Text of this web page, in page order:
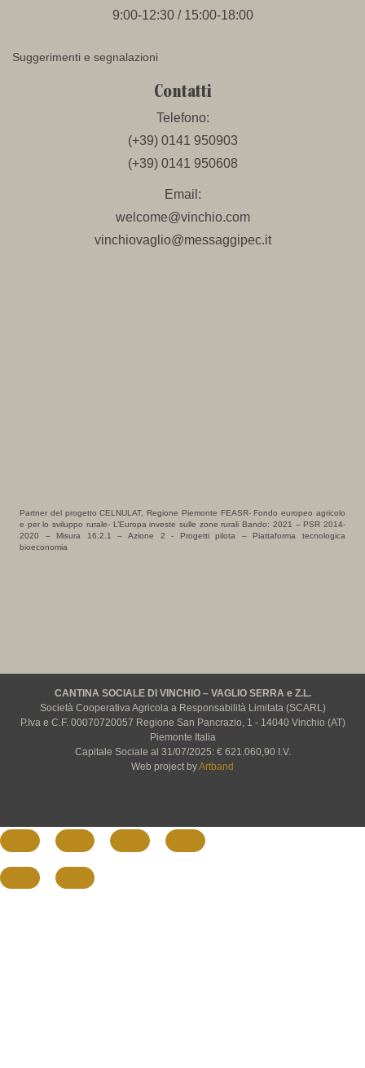
9:00-12:30 / 15:00-18:00
Suggerimenti e segnalazioni
Contatti
Telefono:
(+39) 0141 950903
(+39) 0141 950608
Email:
welcome@vinchio.com
vinchiovaglio@messaggipec.it
Partner del progetto CELNULAT, Regione Piemonte FEASR- Fondo europeo agricolo
e per lo sviluppo rurale- L’Europa investe sulle zone rurali Bando: 2021 – PSR 2014-
2020 – Misura 16.2.1 – Azione 2 - Progetti pilota – Piattaforma tecnologica
bioeconomia
CANTINA SOCIALE DI VINCHIO – VAGLIO SERRA e Z.L.
Società Cooperativa Agricola a Responsabilità Limitata (SCARL)
P.Iva e C.F. 00070720057 Regione San Pancrazio, 1 - 14040 Vinchio (AT)
Piemonte Italia
Capitale Sociale al 31/07/2025: € 621.060,90 I.V.
Web project byArtband